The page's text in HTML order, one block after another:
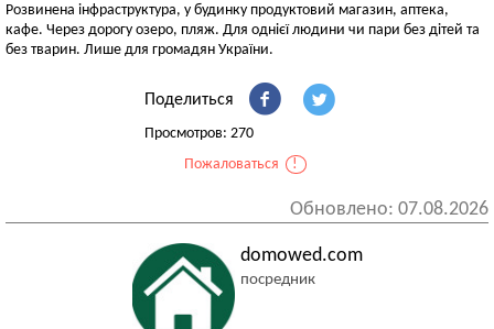
Розвинена інфраструктура, у будинку продуктовий магазин, аптека,
кафе. Через дорогу озеро, пляж. Для однієї людини чи пари без дітей та
без тварин. Лише для громадян України.
Поделиться
Просмотров: 270
Пожаловаться
!
Обновлено: 07.08.2026
domowed.com
посредник